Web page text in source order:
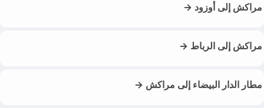
مراكش إلى أوزود →
مراكش إلى الرباط →
مطار الدار البيضاء إلى مراكش →